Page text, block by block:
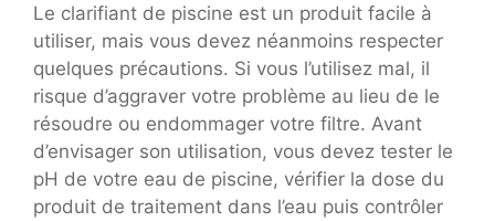
Le clarifiant de piscine est un produit facile à
utiliser, mais vous devez néanmoins respecter
quelques précautions. Si vous l’utilisez mal, il
risque d’aggraver votre problème au lieu de le
résoudre ou endommager votre filtre. Avant
d’envisager son utilisation, vous devez tester le
pH de votre eau de piscine, vérifier la dose du
produit de traitement dans l’eau puis contrôler